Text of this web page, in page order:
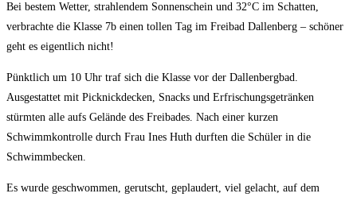
Bei bestem Wetter, strahlendem Sonnenschein und 32°C im Schatten,
verbrachte die Klasse 7b einen tollen Tag im Freibad Dallenberg – schöner
geht es eigentlich nicht!
Pünktlich um 10 Uhr traf sich die Klasse vor der Dallenbergbad.
Ausgestattet mit Picknickdecken, Snacks und Erfrischungsgetränken
stürmten alle aufs Gelände des Freibades. Nach einer kurzen
Schwimmkontrolle durch Frau Ines Huth durften die Schüler in die
Schwimmbecken.
Es wurde geschwommen, gerutscht, geplaudert, viel gelacht, auf dem